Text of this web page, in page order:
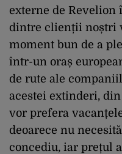
externe de
dintre clienții noștri
moment bun de a
într-un oraș
de rute ale
acestei extinderi,
vor prefera
deoarece nu
concediu, iar prețul